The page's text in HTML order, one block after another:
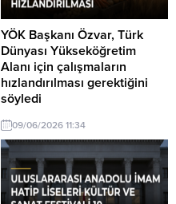
YÖK Başkanı Özvar, Türk
Dünyası Yükseköğretim
Alanı için çalışmaların
hızlandırılması gerektiğini
söyledi
YÖK Başkanı Özvar, Türk Dünyası
Yükseköğretim Alanı için
çalışmaların hızlandırılması
gerektiğini vurguladı.
Yükseköğretim alanında iş
birliğinin önemi arttı.
09/06/2026 11:34